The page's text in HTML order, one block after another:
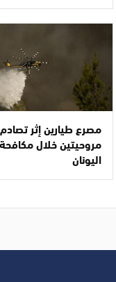
مصرع طيارين إثر تصادم
مروحيتين خلال
اليونان